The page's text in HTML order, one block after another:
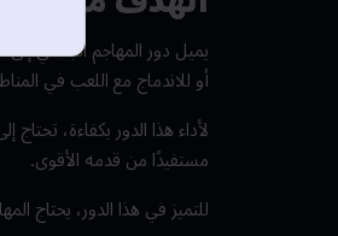
يميل دور المهاجم الجناحي
أو للاندماج مع اللعب في
لأداء هذا الدور بكفاءة،
مستفيدًا من قدمه الأقوى.
للتميز في هذا الدور، يحتاج